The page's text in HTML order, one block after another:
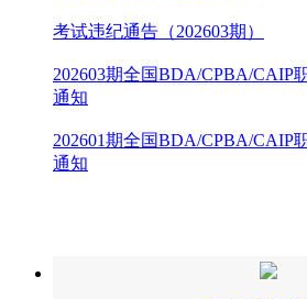
考试违纪通告（202603期）
202603期全国BDA/CPBA/CAIP
通知
202601期全国BDA/CPBA/CAIP
通知